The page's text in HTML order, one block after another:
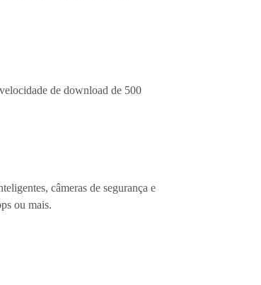
de download de 500
câmeras de segurança e
ou mais.